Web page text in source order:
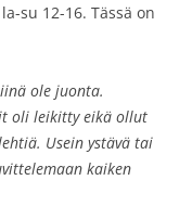
su 12-16. Tässä on
ole juonta.
oli leikitty eikä ollut
Usein ystävä tai
kaiken